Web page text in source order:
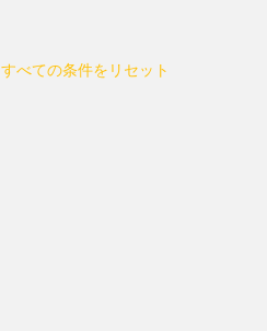
すべての条件をリセット